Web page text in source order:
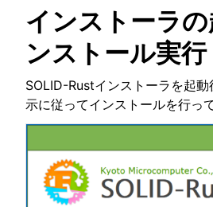
navigation of SOLID-IDE
navigation of SOLID ツールチェーン
navigation of SOLID-Rust
インストーラ
ンストール実行
SOLID-Rustインストーラを起
示に従ってインストールを行っ